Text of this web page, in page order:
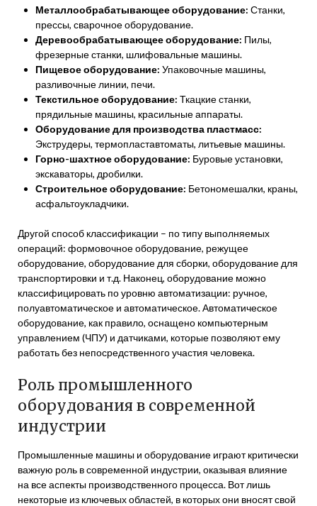
Металлообрабатывающее оборудование: Станки,
прессы, сварочное оборудование.
Деревообрабатывающее оборудование: Пилы,
фрезерные станки, шлифовальные машины.
Пищевое оборудование: Упаковочные машины,
разливочные линии, печи.
Текстильное оборудование: Ткацкие станки,
прядильные машины, красильные аппараты.
Оборудование для производства пластмасс:
Экструдеры, термопластавтоматы, литьевые машины.
Горно-шахтное оборудование: Буровые установки,
экскаваторы, дробилки.
Строительное оборудование: Бетономешалки, краны,
асфальтоукладчики.
Другой способ классификации – по типу выполняемых
операций: формовочное оборудование, режущее
оборудование, оборудование для сборки, оборудование для
транспортировки и т.д. Наконец, оборудование можно
классифицировать по уровню автоматизации: ручное,
полуавтоматическое и автоматическое. Автоматическое
оборудование, как правило, оснащено компьютерным
управлением (ЧПУ) и датчиками, которые позволяют ему
работать без непосредственного участия человека.
Роль промышленного
оборудования в современной
индустрии
Промышленные машины и оборудование играют критически
важную роль в современной индустрии, оказывая влияние
на все аспекты производственного процесса. Вот лишь
некоторые из ключевых областей, в которых они вносят свой